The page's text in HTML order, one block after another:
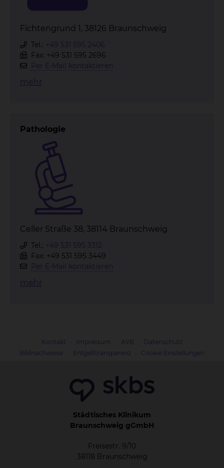
Fichtengrund 1, 38126 Braunschweig
Tel.: +49 531 595 2406
Fax: +49 531 595 2696
Per E-Mail kontaktieren
mehr
Pathologie
Celler Straße 38, 38114 Braunschweig
Tel.: +49 531 595 3312
Fax: +49 531 595 3449
Per E-Mail kontaktieren
mehr
Kontakt Impressum AVB
Datenschutz
Bildnachweise
Entgelttransparenz Cookie Einstellungen
Städtisches Klinikum
Braunschweig gGmbH
Freisestr. 9/10
38118 Braunschweig